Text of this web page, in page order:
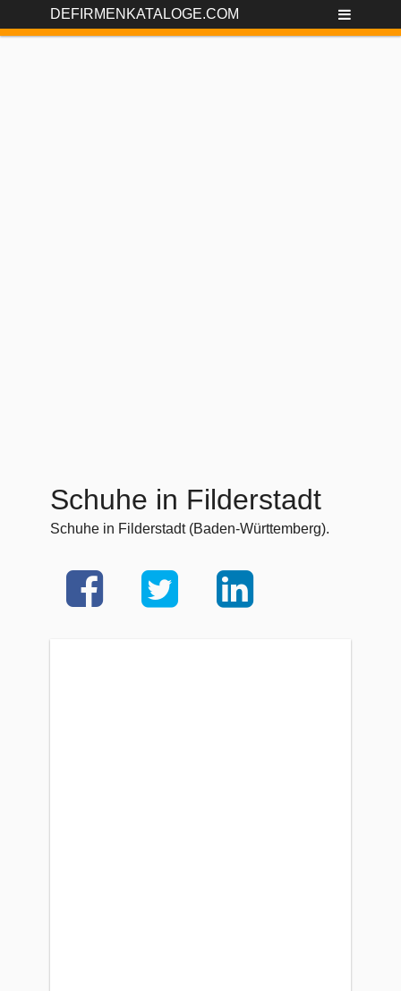
DEFIRMENKATALOGE.COM
Schuhe in Filderstadt
Schuhe in Filderstadt (Baden-Württemberg).